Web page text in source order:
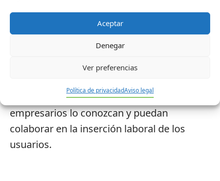
Aceptar
Denegar
Ver preferencias
Política de privacidadAviso legal
permite la inserción laboral a personas que
por los cauces tradicionales no lo han
que consiste en presentarlo para que los
empresarios lo conozcan y puedan
colaborar en la inserción laboral de los
usuarios.